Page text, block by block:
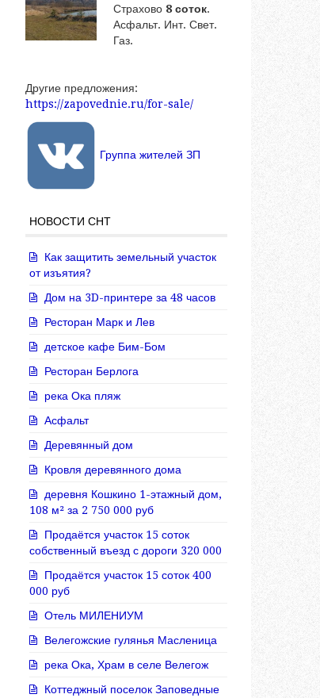
Страхово 8 соток.
Асфальт. Инт. Свет.
Газ.
Другие предложения:
https://zapovednie.ru/for-sale/
Группа жителей ЗП
НОВОСТИ СНТ
Как защитить земельный участок
от изъятия?
Дом на 3D-принтере за 48 часов
Ресторан Марк и Лев
детское кафе Бим-Бом
Ресторан Берлога
река Ока пляж
Асфальт
Деревянный дом
Кровля деревянного дома
деревня Кошкино 1-этажный дом,
108 м² за 2 750 000 руб
Продаётся участок 15 соток
собственный въезд с дороги 320 000
Продаётся участок 15 соток 400
000 руб
Отель МИЛЕНИУМ
Велегожские гулянья Масленица
река Ока, Храм в селе Велегож
Коттеджный поселок Заповедные